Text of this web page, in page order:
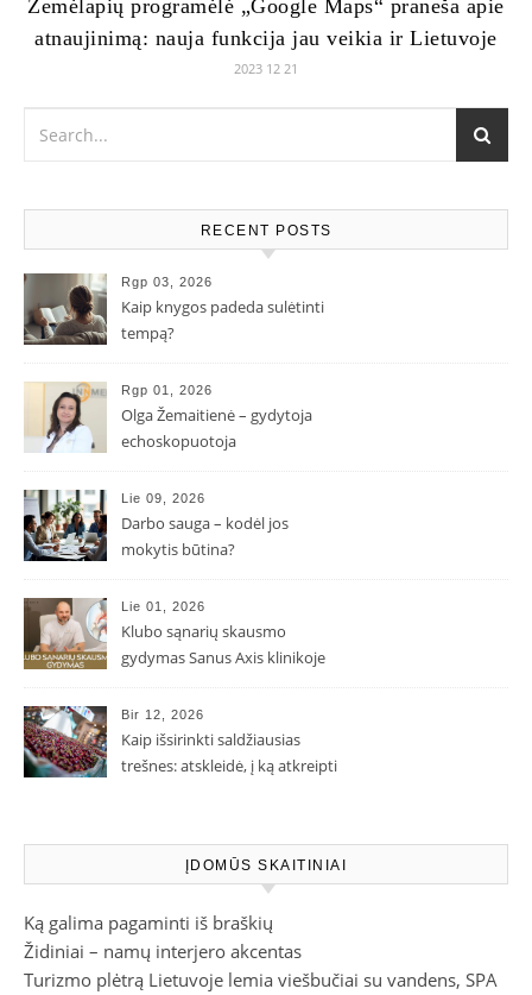
Žemėlapių programėlė „Google Maps“ praneša apie
atnaujinimą: nauja funkcija jau veikia ir Lietuvoje
2023 12 21
RECENT POSTS
Rgp 03, 2026
Kaip knygos padeda sulėtinti
tempą?
Rgp 01, 2026
Olga Žemaitienė – gydytoja
echoskopuotoja
Lie 09, 2026
Darbo sauga – kodėl jos
mokytis būtina?
Lie 01, 2026
Klubo sąnarių skausmo
gydymas Sanus Axis klinikoje
Bir 12, 2026
Kaip išsirinkti saldžiausias
trešnes: atskleidė, į ką atkreipti
ĮDOMŪS SKAITINIAI
Ką galima pagaminti iš braškių
Židiniai – namų interjero akcentas
Turizmo plėtrą Lietuvoje lemia viešbučiai su vandens, SPA